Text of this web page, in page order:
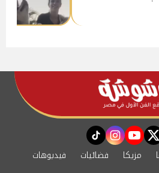
twitter
youtube
instagram
tiktok
مزيكا فضائيات
فيديوهات